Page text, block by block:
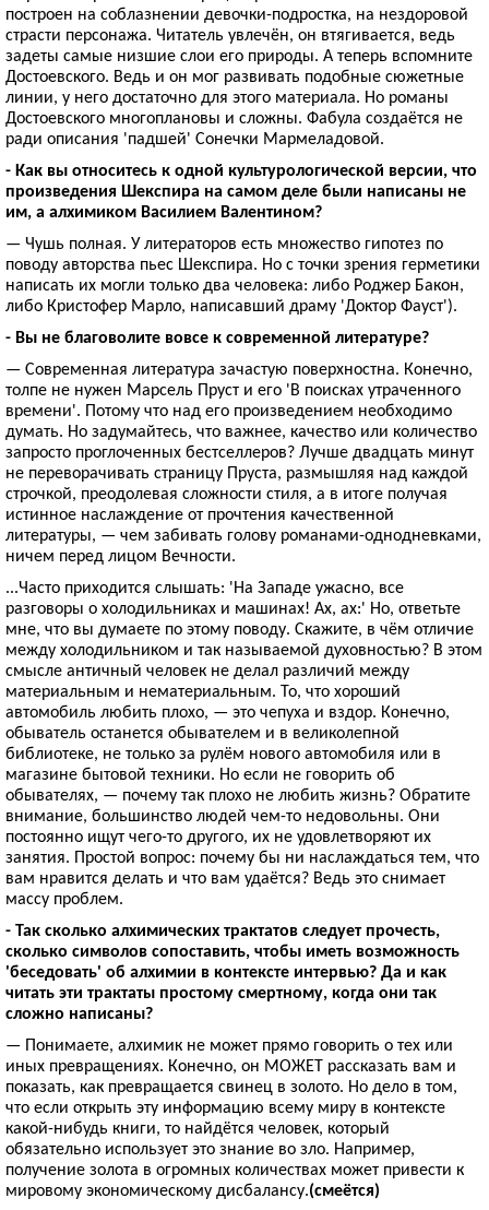
построен на соблазнении девочки-подростка, на нездоровой
страсти персонажа. Читатель увлечён, он втягивается, ведь
задеты самые низшие слои его природы. А теперь вспомните
Достоевского. Ведь и он мог развивать подобные сюжетные
линии, у него достаточно для этого материала. Но романы
Достоевского многоплановы и сложны. Фабула создаётся не
ради описания 'падшей' Сонечки Мармеладовой.
- Как вы относитесь к одной культурологической версии, что
произведения Шекспира на самом деле были написаны не
им, а алхимиком Василием Валентином?
— Чушь полная. У литераторов есть множество гипотез по
поводу авторства пьес Шекспира. Но с точки зрения герметики
написать их могли только два человека: либо Роджер Бакон,
либо Кристофер Марло, написавший драму 'Доктор Фауст').
- Вы не благоволите вовсе к современной литературе?
— Современная литература зачастую поверхностна. Конечно,
толпе не нужен Марсель Пруст и его 'В поисках утраченного
времени'. Потому что над его произведением необходимо
думать. Но задумайтесь, что важнее, качество или количество
запросто проглоченных бестселлеров? Лучше двадцать минут
не переворачивать страницу Пруста, размышляя над каждой
строчкой, преодолевая сложности стиля, а в итоге получая
истинное наслаждение от прочтения качественной
литературы, — чем забивать голову романами-однодневками,
ничем перед лицом Вечности.
...Часто приходится слышать: 'На Западе ужасно, все
разговоры о холодильниках и машинах! Ах, ах:' Но, ответьте
мне, что вы думаете по этому поводу. Скажите, в чём отличие
между холодильником и так называемой духовностью? В этом
смысле античный человек не делал различий между
материальным и нематериальным. То, что хороший
автомобиль любить плохо, — это чепуха и вздор. Конечно,
обыватель останется обывателем и в великолепной
библиотеке, не только за рулём нового автомобиля или в
магазине бытовой техники. Но если не говорить об
обывателях, — почему так плохо не любить жизнь? Обратите
внимание, большинство людей чем-то недовольны. Они
постоянно ищут чего-то другого, их не удовлетворяют их
занятия. Простой вопрос: почему бы ни наслаждаться тем, что
вам нравится делать и что вам удаётся? Ведь это снимает
массу проблем.
- Так сколько алхимических трактатов следует прочесть,
сколько символов сопоставить, чтобы иметь возможность
'беседовать' об алхимии в контексте интервью? Да и как
читать эти трактаты простому смертному, когда они так
сложно написаны?
— Понимаете, алхимик не может прямо говорить о тех или
иных превращениях. Конечно, он МОЖЕТ рассказать вам и
показать, как превращается свинец в золото. Но дело в том,
что если открыть эту информацию всему миру в контексте
какой-нибудь книги, то найдётся человек, который
обязательно использует это знание во зло. Например,
получение золота в огромных количествах может привести к
мировому экономическому дисбалансу.(смеётся)